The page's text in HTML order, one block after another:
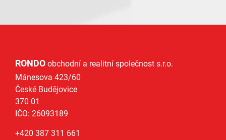
RONDO obchodní a realitní společnost s.r.o.
Mánesova 423/60
České Budějovice
370 01
IČO: 26093189
+420 387 311 661